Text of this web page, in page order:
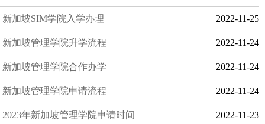
新加坡SIM学院入学办理 2022-11-25
新加坡管理学院升学流程 2022-11-24
新加坡管理学院合作办学 2022-11-24
新加坡管理学院申请流程 2022-11-24
2023年新加坡管理学院申请时间 2022-11-23